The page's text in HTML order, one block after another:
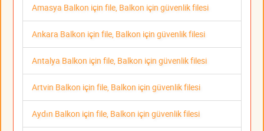
Amasya Balkon için file, Balkon için güvenlik filesi
Ankara Balkon için file, Balkon için güvenlik filesi
Antalya Balkon için file, Balkon için güvenlik filesi
Artvin Balkon için file, Balkon için güvenlik filesi
Aydın Balkon için file, Balkon için güvenlik filesi